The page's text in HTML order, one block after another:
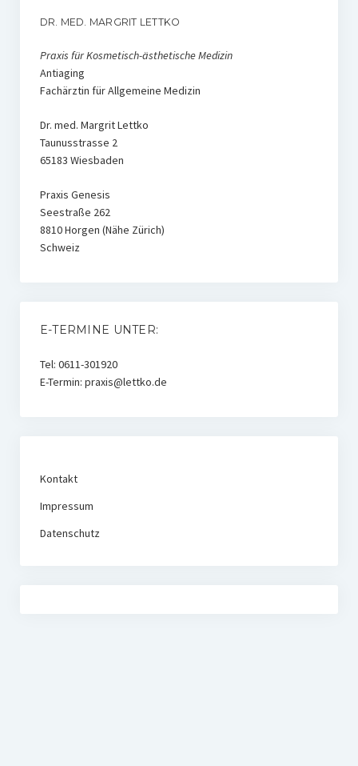
DR. MED. MARGRIT LETTKO
Praxis für Kosmetisch-ästhetische Medizin
Antiaging
Fachärztin für Allgemeine Medizin
Dr. med. Margrit Lettko
Taunusstrasse 2
65183 Wiesbaden
Praxis Genesis
Seestraße 262
8810 Horgen (Nähe Zürich)
Schweiz
E-TERMINE UNTER:
Tel: 0611-301920
E-Termin: praxis@lettko.de
Kontakt
Impressum
Datenschutz